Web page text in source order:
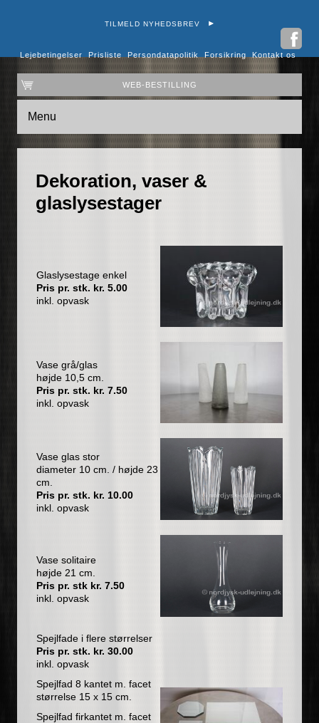
TILMELD NYHEDSBREV
Lejebetingelser Prisliste Persondatapolitik Forsikring Kontakt os
WEB-BESTILLING
Menu
Dekoration, vaser &
glaslysestager
Glaslysestage enkel
Pris pr. stk. kr. 5.00
inkl. opvask
Vase grå/glas
højde 10,5 cm.
Pris pr. stk. kr. 7.50
inkl. opvask
Vase glas stor
diameter 10 cm. / højde 23
cm.
Pris pr. stk. kr. 10.00
inkl. opvask
Vase solitaire
højde 21 cm.
Pris pr. stk kr. 7.50
inkl. opvask
Spejlfade i flere størrelser
Pris pr. stk. kr. 30.00
inkl. opvask
Spejlfad 8 kantet m. facet
størrelse 15 x 15 cm.
Spejlfad firkantet m. facet